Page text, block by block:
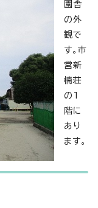
園舎
の外
観で
す。市
営新
楠荘
の1
階に
あり
ます。